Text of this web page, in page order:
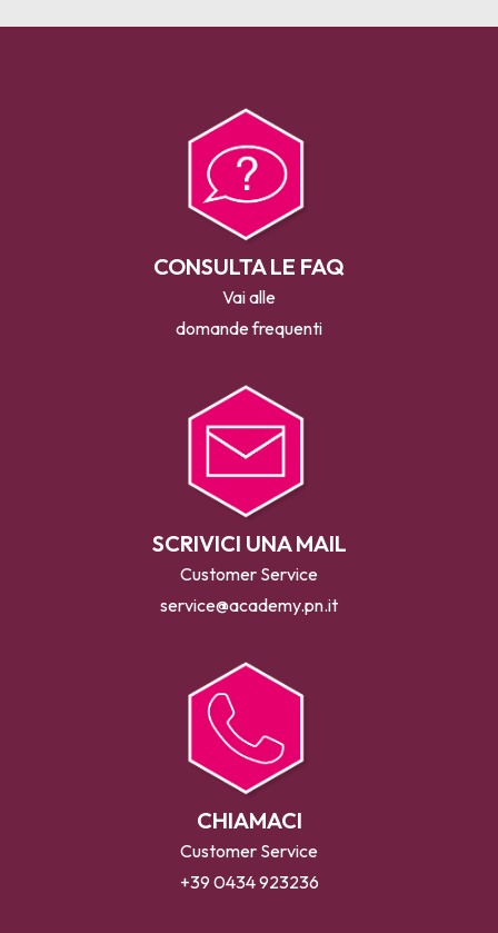
CONSULTA LE FAQ
Vai alle
domande frequenti
SCRIVICI UNA MAIL
Customer Service
service@academy.pn.it
CHIAMACI
Customer Service
+39 0434 923236